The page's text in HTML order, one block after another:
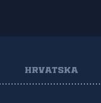
HRVATSKA